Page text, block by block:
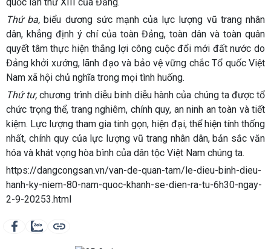
Thứ ba, biểu dương sức mạnh của lực lượng vũ trang nhân
dân, khẳng định ý chí của toàn Đảng, toàn dân và toàn quân
quyết tâm thực hiện thắng lợi công cuộc đổi mới đất nước do
Đảng khởi xướng, lãnh đạo và bảo vệ vững chắc Tổ quốc Việt
Nam xã hội chủ nghĩa trong mọi tình huống.
Thứ tư, chương trình diễu binh diễu hành của chúng ta được tổ
chức trọng thể, trang nghiêm, chính quy, an ninh an toàn và tiết
kiệm. Lực lượng tham gia tinh gọn, hiện đại, thể hiện tính thống
nhất, chính quy của lực lượng vũ trang nhân dân, bản sắc văn
hóa và khát vọng hòa bình của dân tộc Việt Nam chúng ta.
https://dangcongsan.vn/van-de-quan-tam/le-dieu-binh-dieu-
hanh-ky-niem-80-nam-quoc-khanh-se-dien-ra-tu-6h30-ngay-
2-9-20253.html